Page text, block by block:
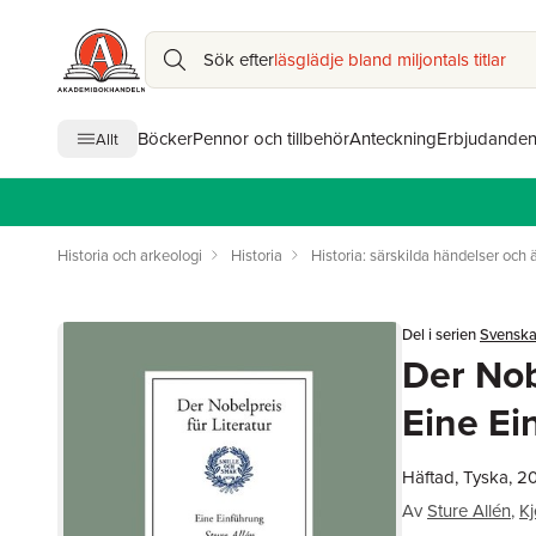
Sök efterläsglädje bland miljontals titlar
Allt BöckerPennor och tillbehörAnteckningErbjudanden
Historia och arkeologi Historia Historia: särskilda händelser och
Del i serien
Der
Eine
Häftad, Tyska,
AvSture Allén,